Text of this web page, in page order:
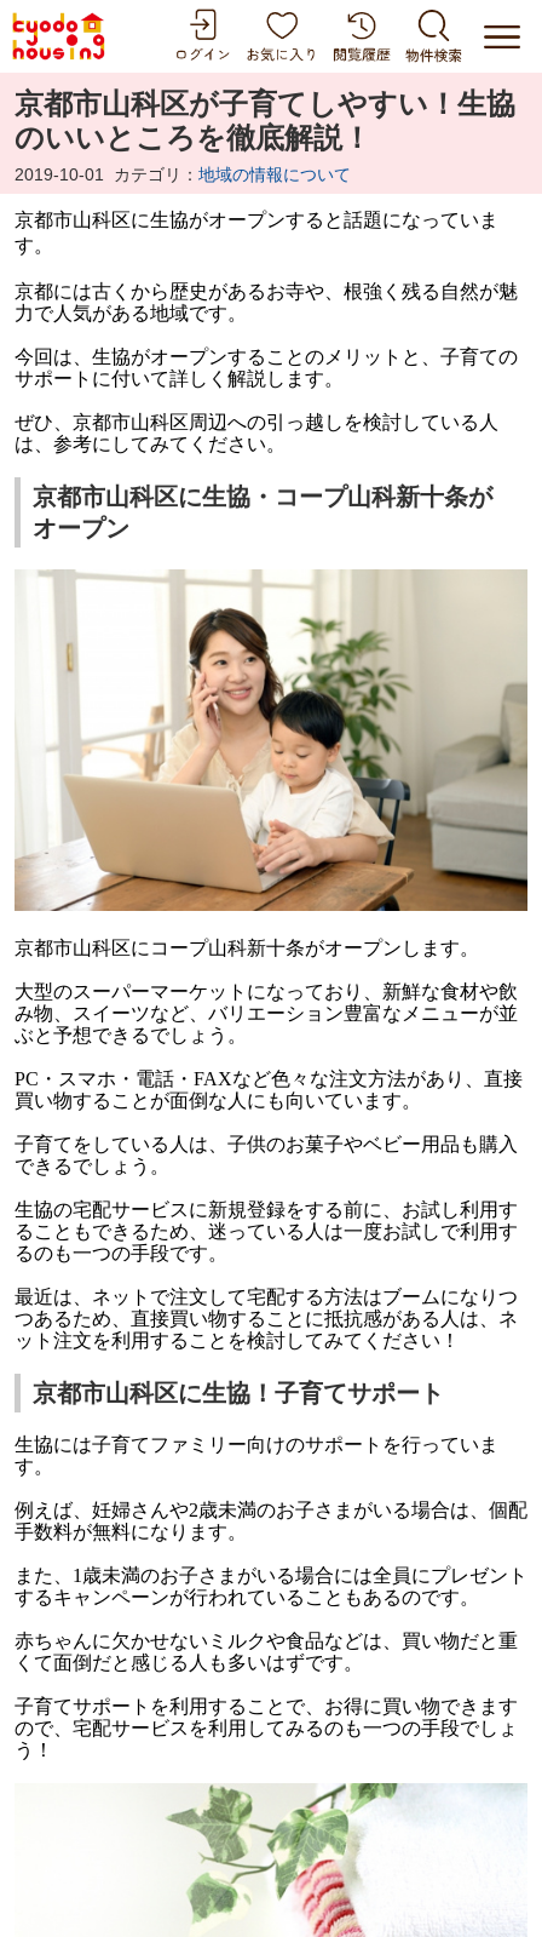
京都市山科区が子育てしやすい！生協
のいいところを徹底解説！
2019-10-01 カテゴリ： 地域の情報について
京都市山科区に生協がオープンすると話題になっていま
す。
京都には古くから歴史があるお寺や、根強く残る自然が魅
力で人気がある地域です。
今回は、生協がオープンすることのメリットと、子育ての
サポートに付いて詳しく解説します。
ぜひ、京都市山科区周辺への引っ越しを検討している人
は、参考にしてみてください。
京都市山科区に生協・コープ山科新十条が
オープン
京都市山科区にコープ山科新十条がオープンします。
大型のスーパーマーケットになっており、新鮮な食材や飲
み物、スイーツなど、バリエーション豊富なメニューが並
ぶと予想できるでしょう。
PC・スマホ・電話・FAXなど色々な注文方法があり、直接
買い物することが面倒な人にも向いています。
子育てをしている人は、子供のお菓子やベビー用品も購入
できるでしょう。
生協の宅配サービスに新規登録をする前に、お試し利用す
ることもできるため、迷っている人は一度お試しで利用す
るのも一つの手段です。
最近は、ネットで注文して宅配する方法はブームになりつ
つあるため、直接買い物することに抵抗感がある人は、ネ
ット注文を利用することを検討してみてください！
京都市山科区に生協！子育てサポート
生協には子育てファミリー向けのサポートを行っていま
す。
例えば、妊婦さんや2歳未満のお子さまがいる場合は、個配
手数料が無料になります。
また、1歳未満のお子さまがいる場合には全員にプレゼント
するキャンペーンが行われていることもあるのです。
赤ちゃんに欠かせないミルクや食品などは、買い物だと重
くて面倒だと感じる人も多いはずです。
子育てサポートを利用することで、お得に買い物できます
ので、宅配サービスを利用してみるのも一つの手段でしょ
う！